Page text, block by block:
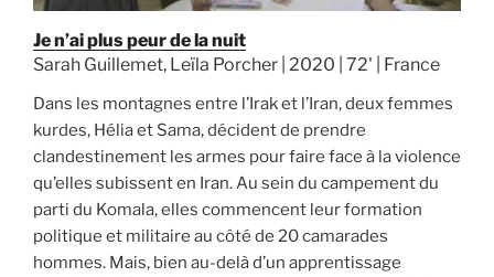
Je n’ai plus peur de la nuit
Sarah Guillemet, Leïla Porcher | 2020 | 72' | France
Dans les montagnes entre l’Irak et l’Iran, deux femmes
kurdes, Hélia et Sama, décident de prendre
clandestinement les armes pour faire face à la violence
qu’elles subissent en Iran. Au sein du campement du
parti du Komala, elles commencent leur formation
politique et militaire au côté de 20 camarades
hommes. Mais, bien au-delà d’un apprentissage